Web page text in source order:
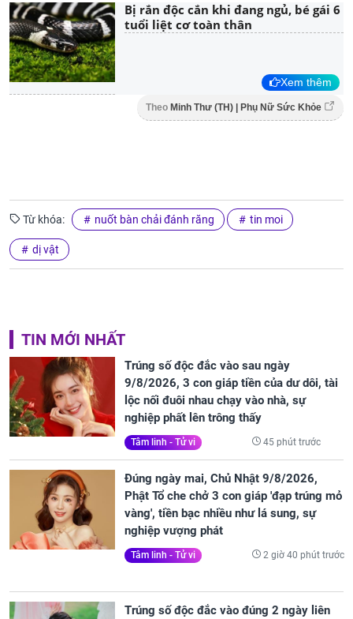
Bị rắn độc cắn khi đang ngủ, bé gái 6
tuổi liệt cơ toàn thân
Xem thêm
Theo Minh Thư (TH) | Phụ Nữ Sức Khỏe
Từ khóa: nuốt bàn chải đánh răng tin moi
dị vật
TIN MỚI NHẤT
Trúng số độc đắc vào sau ngày
9/8/2026, 3 con giáp tiền của dư dôi, tài
lộc nối đuôi nhau chạy vào nhà, sự
nghiệp phất lên trông thấy
Tâm linh - Tử vi 45 phút trước
Đúng ngày mai, Chủ Nhật 9/8/2026,
Phật Tổ che chở 3 con giáp 'đạp trúng mỏ
vàng', tiền bạc nhiều như lá sung, sự
nghiệp vượng phát
Tâm linh - Tử vi 2 giờ 40 phút trước
Trúng số độc đắc vào đúng 2 ngày liên